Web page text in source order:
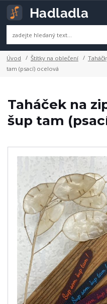
Úvod Štítky na oblečení
tam (psací) ocelová
Taháček na
šup tam